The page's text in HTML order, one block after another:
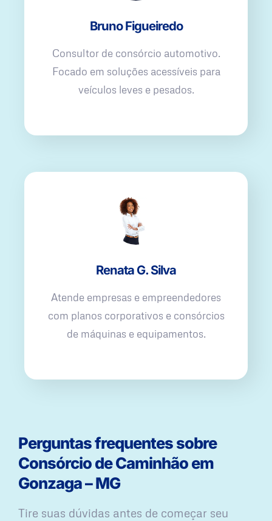
Bruno Figueiredo
Consultor de consórcio automotivo.
Focado em soluções acessíveis para
veículos leves e pesados.
Renata G. Silva
Atende empresas e empreendedores
com planos corporativos e consórcios
de máquinas e equipamentos.
Perguntas frequentes sobre
Consórcio de Caminhão em
Gonzaga – MG
Tire suas dúvidas antes de começar seu